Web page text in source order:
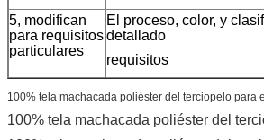
5, modifican
para requisitos
particulares
El proceso, color, y
detallado
requisitos
100% tela machacada poliéster del terciopelo para
100% tela machacada poliéster del